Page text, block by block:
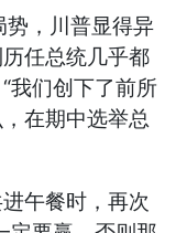
势，川普显得异
任总统几乎都
我们创下了前所
在期中选举总
午餐时，再次